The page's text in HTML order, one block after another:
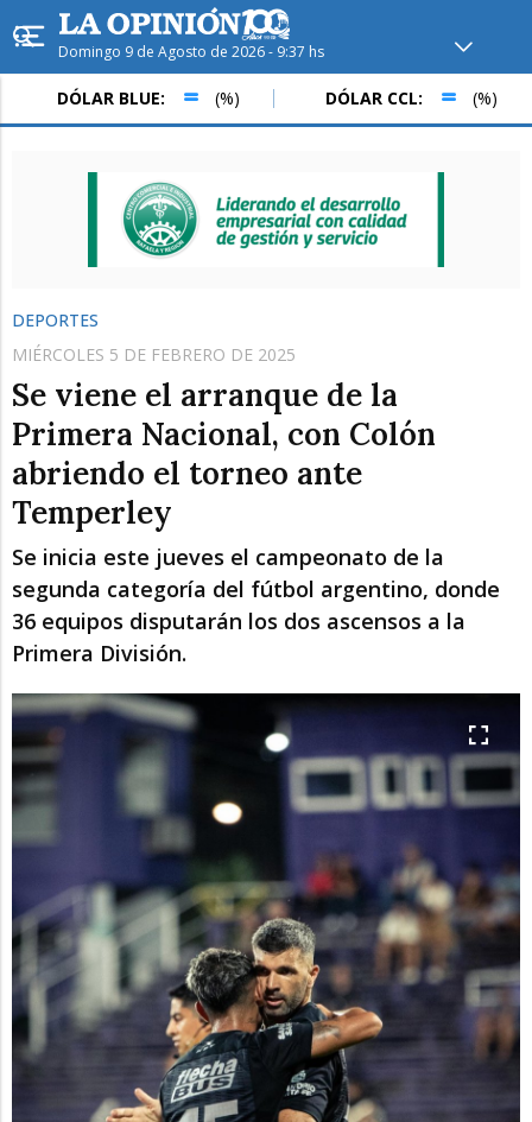
Domingo 9 de Agosto de 2026 - 9:37 hs
Hoy enRafaela ver clima
Mín / Máx
Humedad
Presión
Lun Mar Mié
BLUE: (%) DÓLAR CCL: (%)
DEPORTES
MIÉRCOLES 5 DE FEBRERO DE 2025
Se viene el arranque de la
Primera Nacional, con Colón
abriendo el torneo ante
Temperley
Se inicia este jueves el campeonato de la
segunda categoría del fútbol argentino, donde
36 equipos disputarán los dos ascensos a la
Primera División.